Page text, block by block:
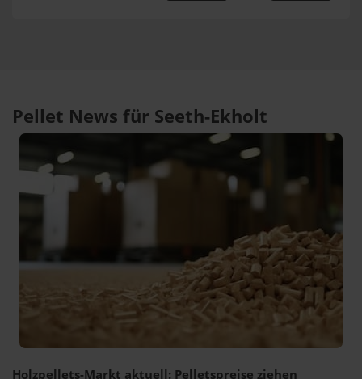
Pellet News für Seeth-Ekholt
Holzpellets-Markt aktuell: Pelletspreise ziehen